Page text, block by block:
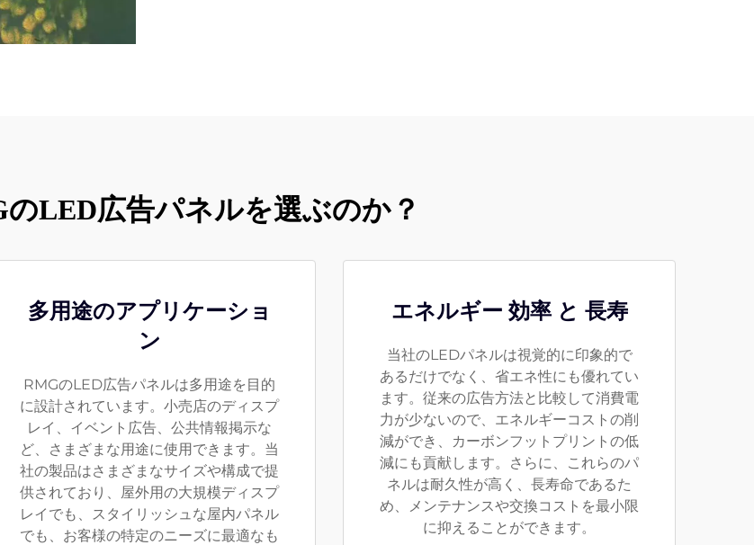
LED広告パネルを選ぶのか？
多用途のアプリケーショ
ン
RMGのLED広告パネルは多用途を目的
に設計されています。小売店のディスプ
レイ、イベント広告、公共情報掲示な
ど、さまざまな用途に使用できます。当
社の製品はさまざまなサイズや構成で提
供されており、屋外用の大規模ディスプ
レイでも、スタイリッシュな屋内パネル
でも、お客様の特定のニーズに最適なも
エネルギー 効率 と 長寿
当社のLEDパネルは視覚的に印象的で
あるだけでなく、省エネ性にも優れてい
ます。従来の広告方法と比較して消費電
力が少ないので、エネルギーコストの削
減ができ、カーボンフットプリントの低
減にも貢献します。さらに、これらのパ
ネルは耐久性が高く、長寿命であるた
め、メンテナンスや交換コストを最小限
に抑えることができます。